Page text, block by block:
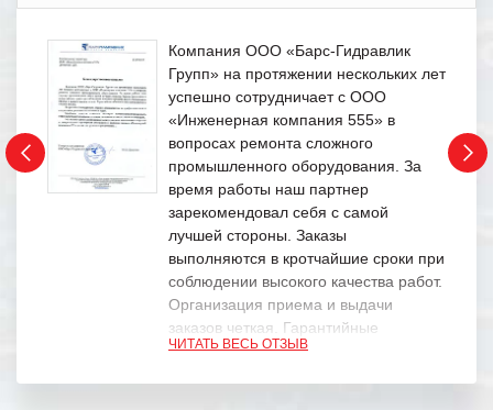
Компания ООО «Барс-Гидравлик
Групп» на протяжении нескольких лет
успешно сотрудничает с ООО
«Инженерная компания 555» в
вопросах ремонта сложного
промышленного оборудования. За
время работы наш партнер
зарекомендовал себя с самой
лучшей стороны. Заказы
выполняются в кротчайшие сроки при
соблюдении высокого качества работ.
Организация приема и выдачи
заказов четкая. Гарантийные
обязательства выполняются в
ЧИТАТЬ ВЕСЬ ОТЗЫВ